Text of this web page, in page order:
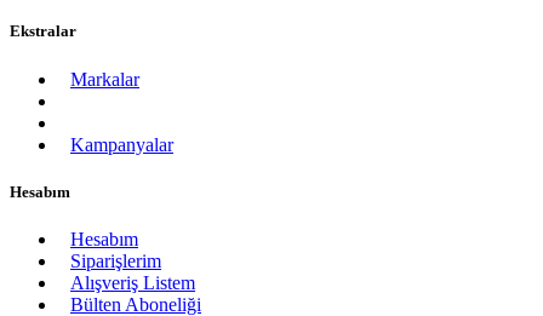
Ekstralar
Markalar
Kampanyalar
Hesabım
Hesabım
Siparişlerim
Alışveriş Listem
Bülten Aboneliği